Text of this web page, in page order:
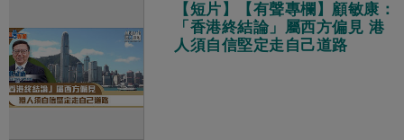
【短片】【有聲專欄】顧敏康：
「香港終結論」屬西方偏見 港
人須自信堅定走自己道路